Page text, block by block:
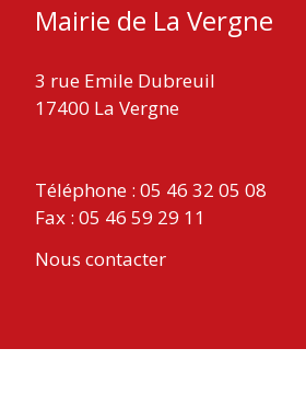
Mairie de La Vergne
3 rue Emile Dubreuil
17400 La Vergne
Téléphone : 05 46 32 05 08
Fax : 05 46 59 29 11
Nous contacter